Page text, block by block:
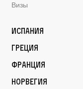
Визы
Испания
Греция
Франция
Норвегия